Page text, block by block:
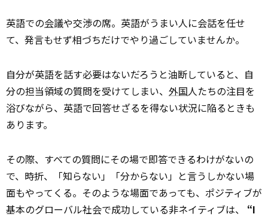
英語での会議や交渉の席。英語がうまい人に会話を任せ
て、発言もせず相づちだけでやり過ごしていませんか。
自分が英語を話す必要はないだろうと油断していると、自
分の担当領域の質問を受けてしまい、 外国人たちの注目を
浴びながら、英語で回答せざるを得ない状況に陥るときも
あります。
その際、すべての質問にその場で即答できるわけがないの
で、時折、「知らない」「分からない」と言うしかない場
面もやってくる。そのような場面であっても、ポジティブが
基本のグローバル社会で成功している非ネイティブは、 “I